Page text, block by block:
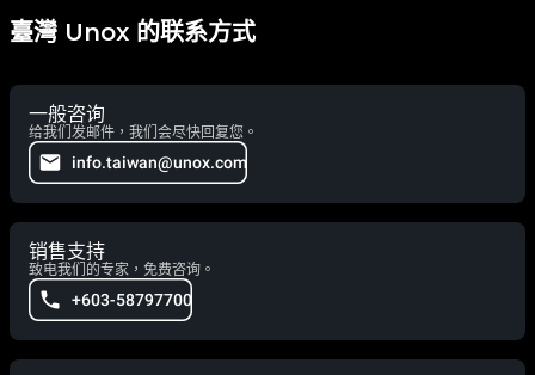
臺灣 Unox 的联系方式
一般咨询
给我们发邮件，我们会尽快回复您。
info.taiwan@unox.com
销售支持
致电我们的专家，免费咨询。
+603-58797700